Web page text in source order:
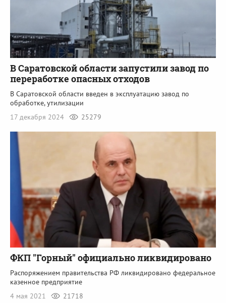
В Саратовской области запустили завод по
переработке опасных отходов
В Саратовской области введен в эксплуатацию завод по
обработке, утилизации
17 декабря 2024
25279
ФКП "Горный" официально ликвидировано
Распоряжением правительства РФ ликвидировано федеральное
казенное предприятие
4 мая 2021
21718